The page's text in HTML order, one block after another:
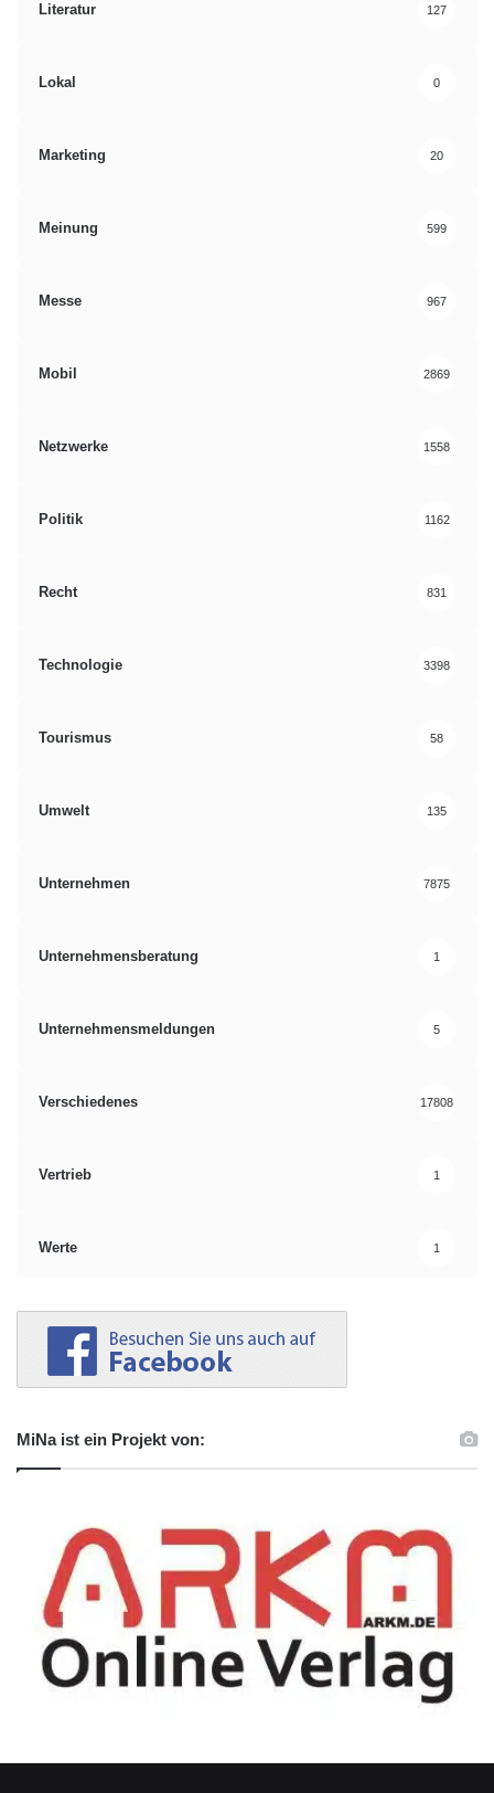
Literatur 127
Lokal 0
Marketing 20
Meinung 599
Messe 967
Mobil 2869
Netzwerke 1558
Politik 1162
Recht 831
Technologie 3398
Tourismus 58
Umwelt 135
Unternehmen 7875
Unternehmensberatung 1
Unternehmensmeldungen 5
Verschiedenes 17808
Vertrieb 1
Werte 1
MiNa ist ein Projekt von: